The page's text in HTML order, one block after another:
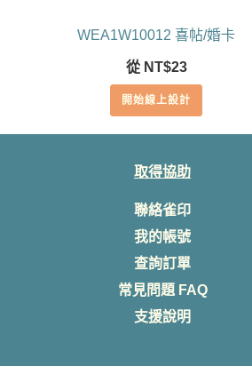
WEA1W10012 喜帖/婚卡
從 NT$23
開始線上設計
取得協助
聯絡雀印
我的帳號
查詢訂單
常見問題 FAQ
支援說明